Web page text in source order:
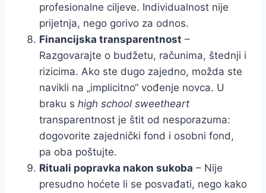
profesionalne ciljeve. Individualnost nije
prijetnja, nego gorivo za odnos.
Financijska transparentnost –
Razgovarajte o budžetu, računima, štednji i
rizicima. Ako ste dugo zajedno, možda ste
navikli na „implicitno“ vođenje novca. U
braku s high school sweetheart
transparentnost je štit od nesporazuma:
dogovorite zajednički fond i osobni fond,
pa oba poštujte.
Rituali popravka nakon sukoba – Nije
presudno hoćete li se posvađati, nego kako